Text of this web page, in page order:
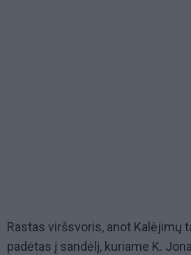
Rastas viršsvoris, anot Kalėjimų
padėtas į sandėlį, kuriame K.